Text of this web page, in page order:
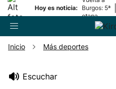
Hoy es noticia:
Burgos: 5ª
etapa
Inicio Más deportes
Escuchar